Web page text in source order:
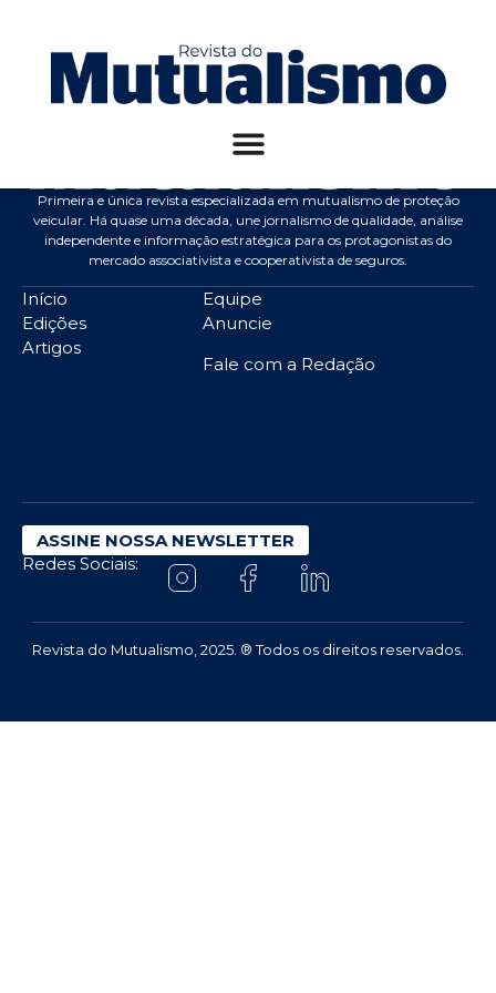
19ª Edição – Bia Kicis
Primeira e única revista especializada em mutualismo de proteção
veicular. Há quase uma década, une jornalismo de qualidade, análise
independente e informação estratégica para os protagonistas do
mercado associativista e cooperativista de seguros.
Início
Edições
Artigos
Equipe
Anuncie
Fale com a Redação
ASSINE NOSSA NEWSLETTER
Redes Sociais:
Revista do Mutualismo, 2025. ® Todos os direitos reservados.